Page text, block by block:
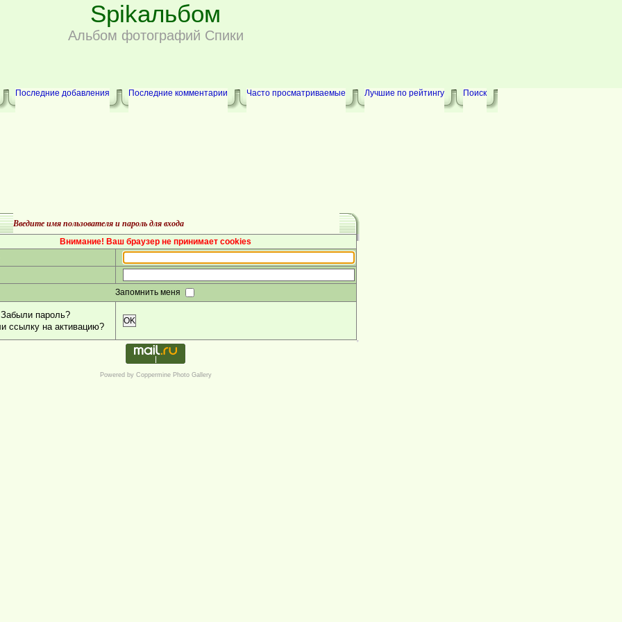
Spikальбом
Альбом фотографий Спики
Последние добавления Последние комментарии Часто просматриваемые Лучшие по рейтингу Поиск
Введите имя пользователя и пароль для входа
Внимание! Ваш браузер не принимает cookies
Запомнить меня
Забыли пароль?
ссылку на активацию?
OK
Powered by Coppermine Photo Gallery